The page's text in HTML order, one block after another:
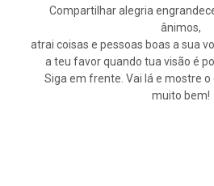
Compartilhar alegria
ânimos,
atrai coisas e pessoas boas a sua
a teu favor quando tua visão é
Siga em frente. Vai lá e mostre
muito bem!